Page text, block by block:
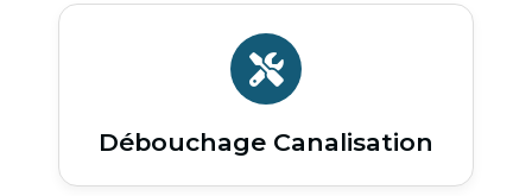
Débouchage Canalisation